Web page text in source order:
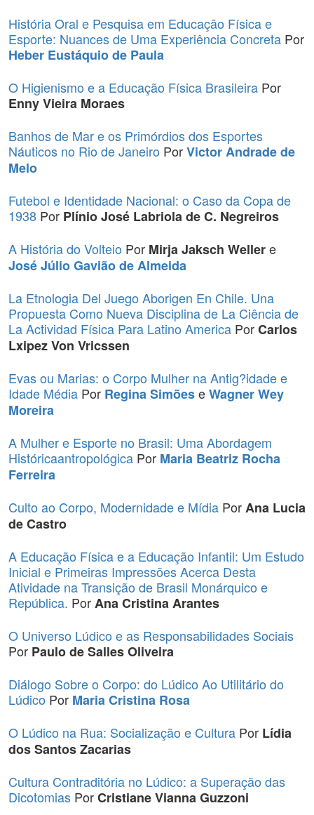
História Oral e Pesquisa em Educação Física e
Esporte: Nuances de Uma Experiência Concreta Por
Heber Eustáquio de Paula
O Higienismo e a Educação Física Brasileira Por
Enny Vieira Moraes
Banhos de Mar e os Primórdios dos Esportes
Náuticos no Rio de Janeiro PorVictor Andrade de
Melo
Futebol e Identidade Nacional: o Caso da Copa de
1938 Por Plínio José Labriola de C. Negreiros
A História do Volteio Por Mirja Jaksch Wellere
José Júlio Gavião de Almeida
La Etnologia Del Juego Aborigen En Chile. Una
Propuesta Como Nueva Disciplina de La Ciência de
La Actividad Física Para Latino America PorCarlos
Lxipez Von Vricssen
Evas ou Marias: o Corpo Mulher na Antig?idade e
Idade Média Por Regina SimõeseWagner Wey
Moreira
A Mulher e Esporte no Brasil: Uma Abordagem
Históricaantropológica Por Maria Beatriz Rocha
Ferreira
Culto ao Corpo, Modernidade e Mídia PorAna Lucia
de Castro
A Educação Física e a Educação Infantil: Um Estudo
Inicial e Primeiras Impressões Acerca Desta
Atividade na Transição de Brasil Monárquico e
República. PorAna Cristina Arantes
O Universo Lúdico e as Responsabilidades Sociais
Por Paulo de Salles Oliveira
Diálogo Sobre o Corpo: do Lúdico Ao Utilitário do
Lúdico Por Maria Cristina Rosa
O Lúdico na Rua: Socialização e Cultura Por Lídia
dos Santos Zacarias
Cultura Contraditória no Lúdico: a Superação das
Dicotomias PorCristiane Vianna Guzzoni